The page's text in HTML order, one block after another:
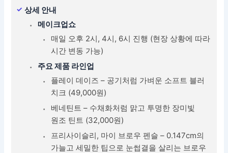
상세 안내
메이크업쇼
매일 오후 2시, 4시, 6시 진행 (현장 상황에 따라
시간 변동 가능)
주요 제품 라인업
플레이 데이즈 – 공기처럼 가벼운 소프트 블러
치크 (49,000원)
베네틴트 – 수채화처럼 맑고 투명한 장미빛
원조 틴트 (32,000원)
프리사이슬리, 마이 브로우 펜슬 – 0.147cm의
가늘고 세밀한 팁으로 눈썹결을 살리는 브로우